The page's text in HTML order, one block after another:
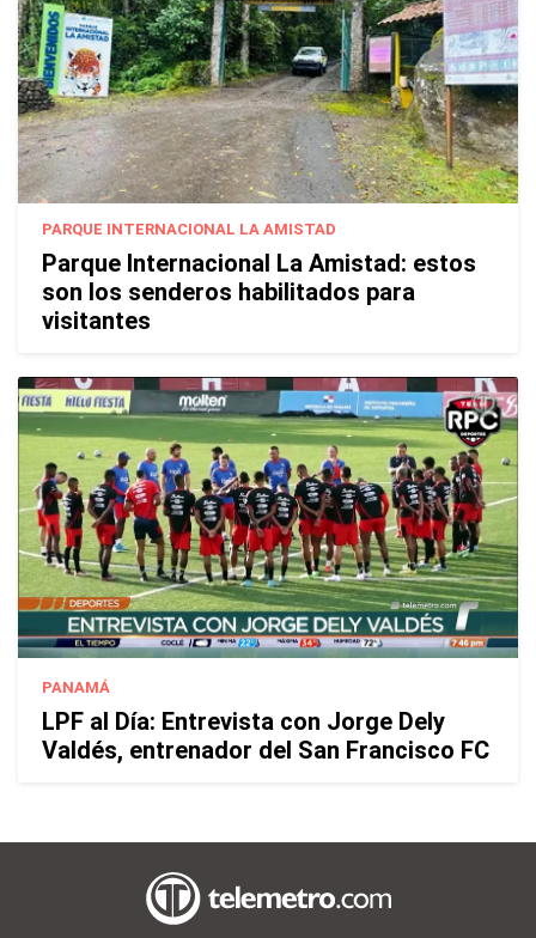
PARQUE INTERNACIONAL LA AMISTAD
Parque Internacional La Amistad: estos
son los senderos habilitados para
visitantes
PANAMÁ
LPF al Día: Entrevista con Jorge Dely
Valdés, entrenador del San Francisco FC